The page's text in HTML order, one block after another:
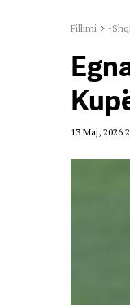
Fillimi > -
13 Maj, 2026